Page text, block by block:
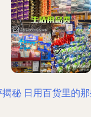
揭秘 日用百货里的